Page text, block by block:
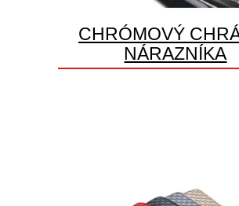
CHRÓMOVÝ
NÁRAZNÍKA